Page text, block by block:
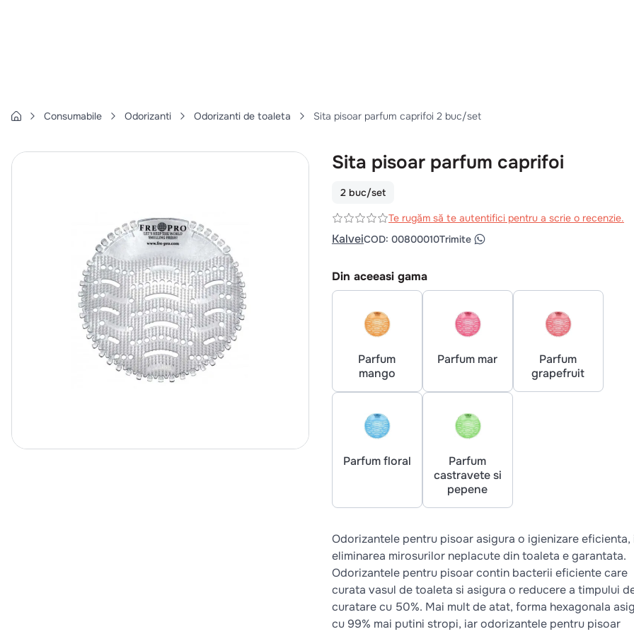
6.
coaste
Consumabile Odorizanti Odorizanti de toaleta Sita pisoar parfum caprifoi 2 buc/set
Sita pisoar parfum caprifoi
2 buc/set
Te rugăm să te autentifici pentru a scrie o recenzie.
KalveiCOD: 00800010Trimite
Din aceeasi gama
Parfum
mango
Parfum mar
Parfum
grapefruit
Parfum floral
Parfum
castravete si
pepene
Odorizantele pentru pisoar asigura o igienizare eficienta,
eliminarea mirosurilor neplacute din toaleta e garantata.
Odorizantele pentru pisoar contin bacterii eficiente care
curata vasul de toaleta si asigura o reducere a timpului
curatare cu 50%. Mai mult de atat, forma hexagonala
cu 99% mai putini stropi, iar odorizantele pentru pisoar